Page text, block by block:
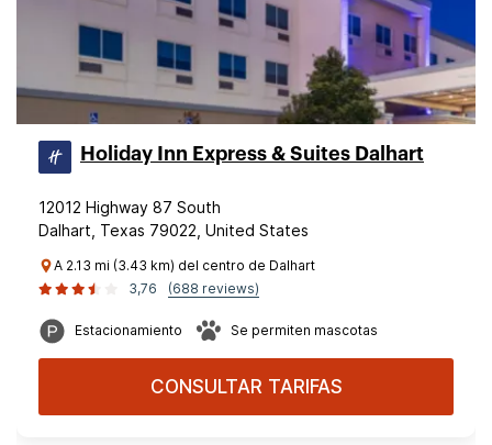
Holiday Inn Express & Suites Dalhart
12012 Highway 87 South
Dalhart, Texas 79022, United States
A 2.13 mi (3.43 km) del centro de Dalhart
3,76
(688 reviews)
Estacionamiento Se permiten mascotas
CONSULTAR TARIFAS